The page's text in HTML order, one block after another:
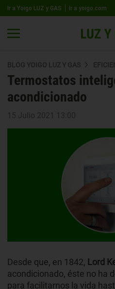
Ir a Yoigo LUZ y GAS Ir a yoigo.com
BLOG YOIGO LUZ Y GAS
Termostatos
acondicionado
15 Julio 2021 13:00
Desde que, en 1842, Lord
acondicionado, éste no ha
para facilitarnos la vida